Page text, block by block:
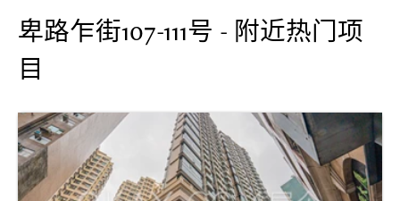
卑路乍街107-111号 - 附近热门项
目